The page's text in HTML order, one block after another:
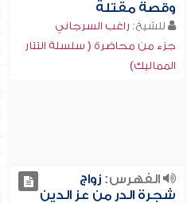
وقصة مقتله
للشيخ: راغب السرجاني
جزء من محاضرة ( سلسلة التتار
المماليك)
الفهرس:زواج
شجرة الدر من عز الدين